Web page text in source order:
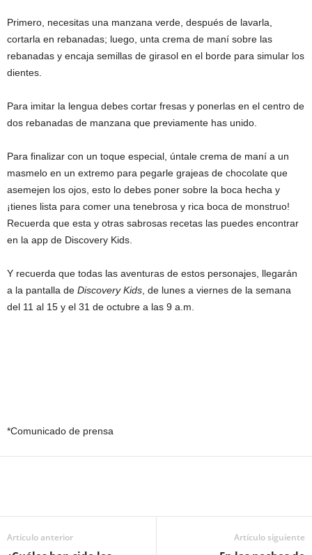
Primero, necesitas una manzana verde, después de lavarla,
cortarla en rebanadas; luego, unta crema de maní sobre las
rebanadas y encaja semillas de girasol en el borde para simular los
dientes.
Para imitar la lengua debes cortar fresas y ponerlas en el centro de
dos rebanadas de manzana que previamente has unido.
Para finalizar con un toque especial, úntale crema de maní a un
masmelo en un extremo para pegarle grajeas de chocolate que
asemejen los ojos, esto lo debes poner sobre la boca hecha y
¡tienes lista para comer una tenebrosa y rica boca de monstruo!
Recuerda que esta y otras sabrosas recetas las puedes encontrar
en la app de Discovery Kids.
Y recuerda que todas las aventuras de estos personajes, llegarán
a la pantalla de Discovery Kids , de lunes a viernes de la semana
del 11 al 15 y el 31 de octubre a las 9 a.m.
*Comunicado de prensa
Artículo anterior Artículo siguiente